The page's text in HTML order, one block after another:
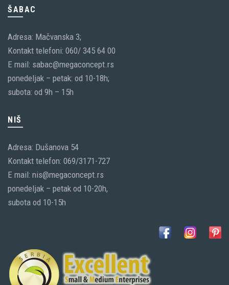
ŠABAC
Adresa: Mačvanska 3;
Kontakt telefoni: 060/ 345 64 00
E mail: sabac@megaconcept.rs
ponedeljak – petak: od 10-18h;
subota: od 9h – 15h
NIŠ
Adresa: Dušanova 54
Kontakt telefon: 069/3171-727
E mail: nis@megaconcept.rs
ponedeljak – petak od 10-20h,
subota od 10-15h